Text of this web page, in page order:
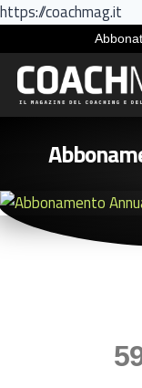
https://coachmag.it